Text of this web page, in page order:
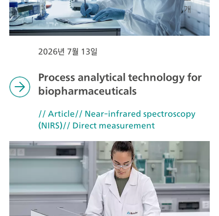
개
2026년 7월 13일
Process analytical technology for
biopharmaceuticals
// Article// Near-infrared spectroscopy
(NIRS)// Direct measurement